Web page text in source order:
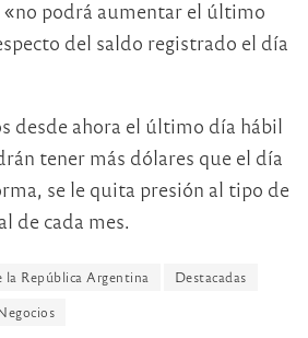
podrá aumentar el último
del saldo registrado el día
desde ahora el último día hábil
tener más dólares que el día
se le quita presión al tipo de
de cada mes.
la República Argentina
Destacadas